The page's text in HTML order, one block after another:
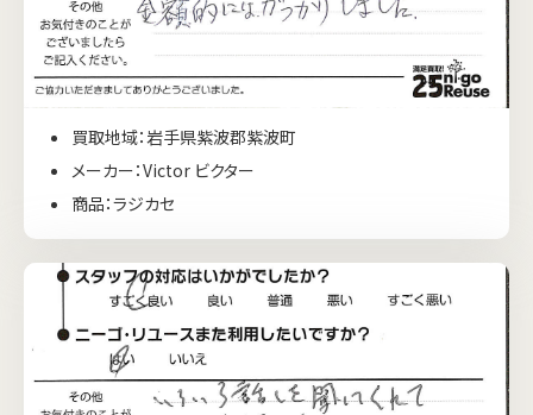
買取地域：岩手県紫波郡紫波町
メーカー：Victor ビクター
商品：ラジカセ